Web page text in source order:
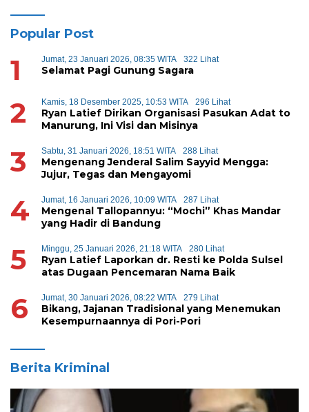
Popular Post
1 Jumat, 23 Januari 2026, 08:35 WITA 322 Lihat
Selamat Pagi Gunung Sagara
2 Kamis, 18 Desember 2025, 10:53 WITA 296 Lihat
Ryan Latief Dirikan Organisasi Pasukan Adat to
Manurung, Ini Visi dan Misinya
3 Sabtu, 31 Januari 2026, 18:51 WITA 288 Lihat
Mengenang Jenderal Salim Sayyid Mengga:
Jujur, Tegas dan Mengayomi
4 Jumat, 16 Januari 2026, 10:09 WITA 287 Lihat
Mengenal Tallopannyu: “Mochi” Khas Mandar
yang Hadir di Bandung
5 Minggu, 25 Januari 2026, 21:18 WITA 280 Lihat
Ryan Latief Laporkan dr. Resti ke Polda Sulsel
atas Dugaan Pencemaran Nama Baik
6 Jumat, 30 Januari 2026, 08:22 WITA 279 Lihat
Bikang, Jajanan Tradisional yang Menemukan
Kesempurnaannya di Pori-Pori
Berita Kriminal